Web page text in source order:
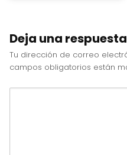
Deja una respuesta
Tu dirección de correo
campos obligatorios están